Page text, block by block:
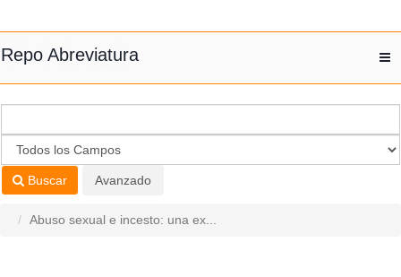
Repo Abreviatura
Buscar Avanzado
Abuso sexual e incesto: una ex...